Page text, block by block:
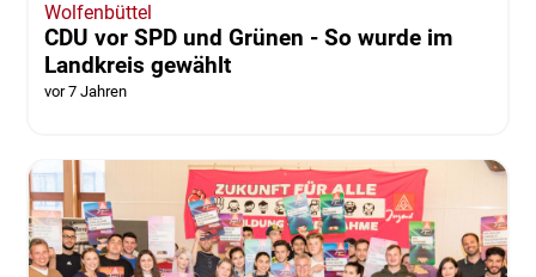
Wolfenbüttel
CDU vor SPD und Grünen - So wurde im
Landkreis gewählt
vor 7 Jahren